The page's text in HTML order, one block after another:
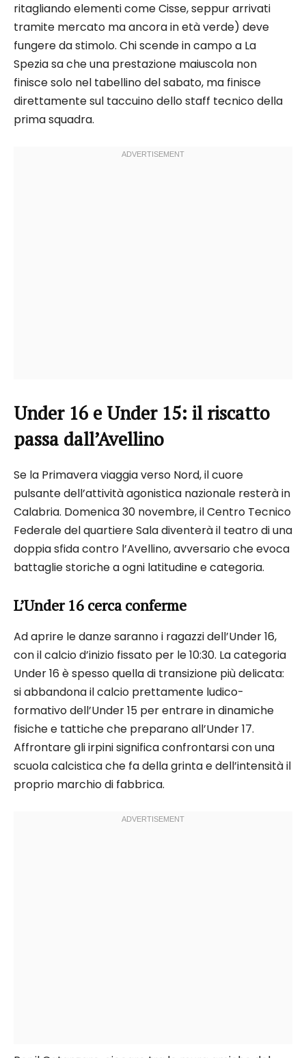
ritagliando elementi come Cisse, seppur arrivati
tramite mercato ma ancora in età verde) deve
fungere da stimolo. Chi scende in campo a La
Spezia sa che una prestazione maiuscola non
finisce solo nel tabellino del sabato, ma finisce
direttamente sul taccuino dello staff tecnico della
prima squadra.
Under 16 e Under 15: il riscatto
passa dall’Avellino
Se la Primavera viaggia verso Nord, il cuore
pulsante dell’attività agonistica nazionale resterà in
Calabria. Domenica 30 novembre, il Centro Tecnico
Federale del quartiere Sala diventerà il teatro di una
doppia sfida contro l’Avellino, avversario che evoca
battaglie storiche a ogni latitudine e categoria.
L’Under 16 cerca conferme
Ad aprire le danze saranno i ragazzi dell’Under 16,
con il calcio d’inizio fissato per le 10:30. La categoria
Under 16 è spesso quella di transizione più delicata:
si abbandona il calcio prettamente ludico-
formativo dell’Under 15 per entrare in dinamiche
fisiche e tattiche che preparano all’Under 17.
Affrontare gli irpini significa confrontarsi con una
scuola calcistica che fa della grinta e dell’intensità il
proprio marchio di fabbrica.